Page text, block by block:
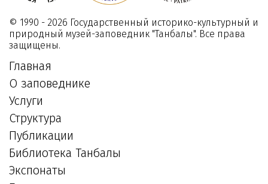
© 1990 - 2026 Государственный историко-культурный и
природный музей-заповедник "Танбалы". Все права
защищены.
Главная
О заповеднике
Услуги
Структура
Публикации
Библиотека Танбалы
Экспонаты